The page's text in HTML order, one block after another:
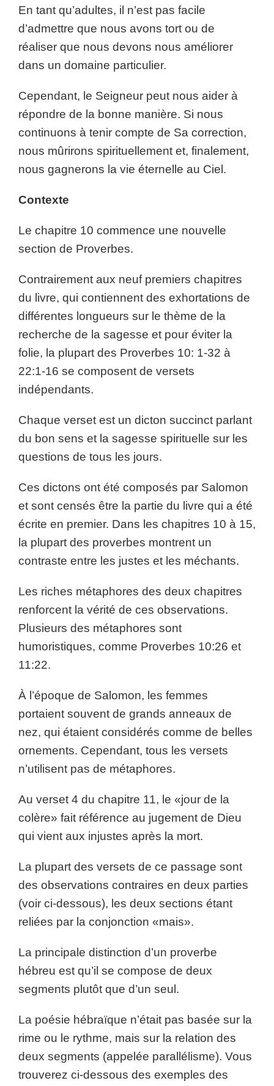
En tant qu’adultes, il n’est pas facile
d’admettre que nous avons tort ou de
réaliser que nous devons nous améliorer
dans un domaine particulier.
Cependant, le Seigneur peut nous aider à
répondre de la bonne manière. Si nous
continuons à tenir compte de Sa correction,
nous mûrirons spirituellement et, finalement,
nous gagnerons la vie éternelle au Ciel.
Contexte
Le chapitre 10 commence une nouvelle
section de Proverbes.
Contrairement aux neuf premiers chapitres
du livre, qui contiennent des exhortations de
différentes longueurs sur le thème de la
recherche de la sagesse et pour éviter la
folie, la plupart des Proverbes 10: 1-32 à
22:1-16 se composent de versets
indépendants.
Chaque verset est un dicton succinct parlant
du bon sens et la sagesse spirituelle sur les
questions de tous les jours.
Ces dictons ont été composés par Salomon
et sont censés être la partie du livre qui a été
écrite en premier. Dans les chapitres 10 à 15,
la plupart des proverbes montrent un
contraste entre les justes et les méchants.
Les riches métaphores des deux chapitres
renforcent la vérité de ces observations.
Plusieurs des métaphores sont
humoristiques, comme Proverbes 10:26 et
11:22.
À l’époque de Salomon, les femmes
portaient souvent de grands anneaux de
nez, qui étaient considérés comme de belles
ornements. Cependant, tous les versets
n’utilisent pas de métaphores.
Au verset 4 du chapitre 11, le «jour de la
colère» fait référence au jugement de Dieu
qui vient aux injustes après la mort.
La plupart des versets de ce passage sont
des observations contraires en deux parties
(voir ci-dessous), les deux sections étant
reliées par la conjonction «mais».
La principale distinction d’un proverbe
hébreu est qu’il se compose de deux
segments plutôt que d’un seul.
La poésie hébraïque n’était pas basée sur la
rime ou le rythme, mais sur la relation des
deux segments (appelée parallélisme). Vous
trouverez ci-dessous des exemples des